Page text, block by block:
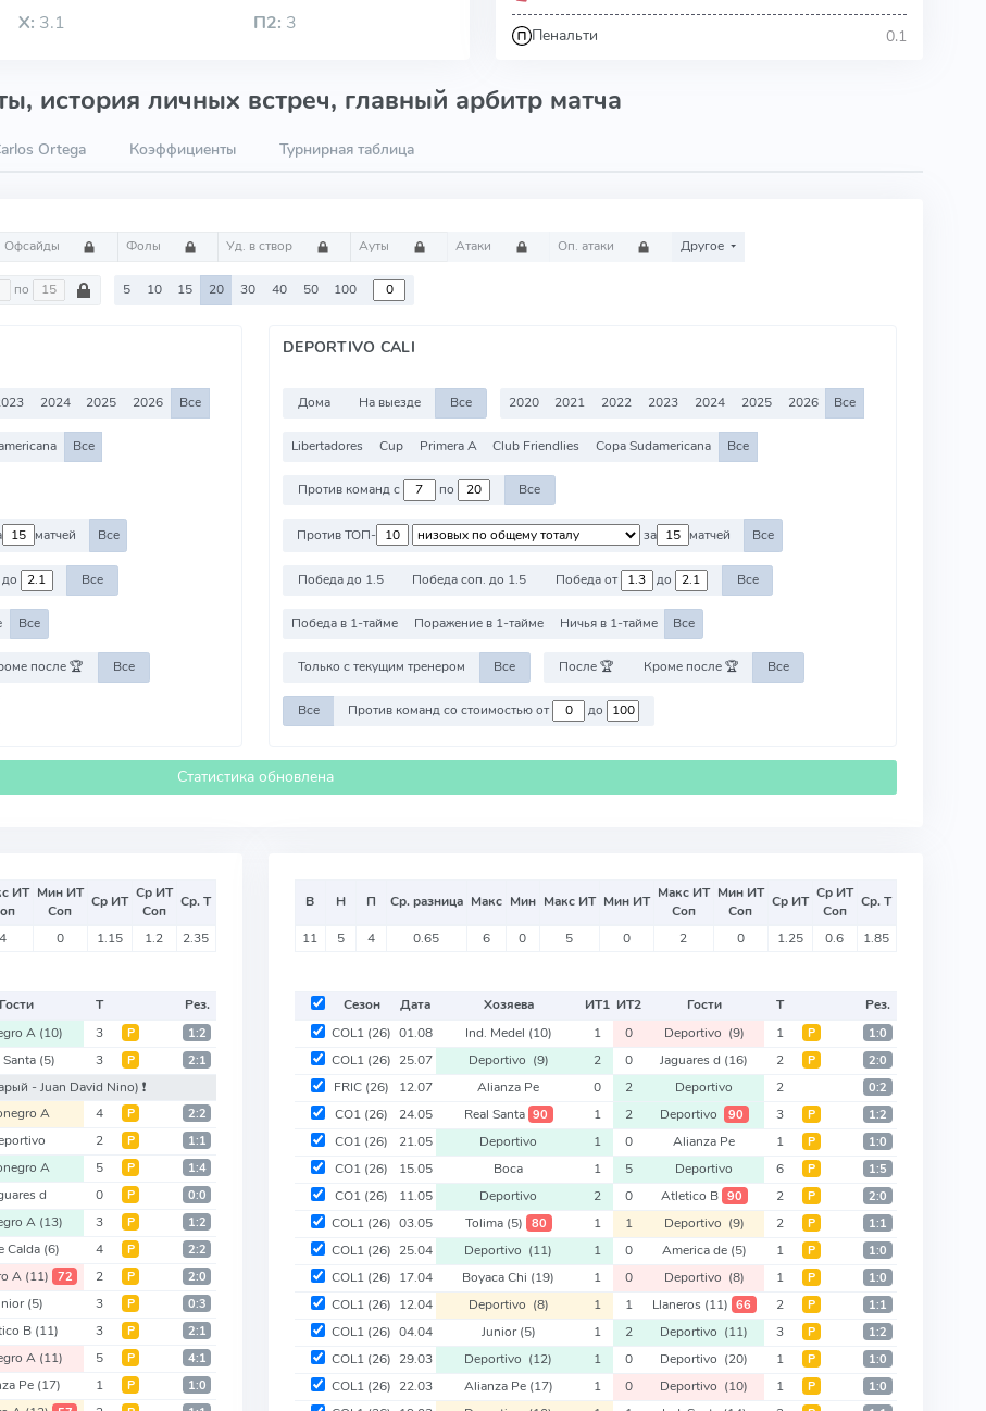
Х: 3.1 П2: 3
Пенальти 0.1
история личных встреч, главный арбитр матча
Ortega Коэффициенты Турнирная таблица
Офсайды Фолы Уд. в створ Ауты Атаки Оп. атаки Другое
по 5 10 15 20 30 40 50 100
2024 2025 2026 Все
Все
матчей Все
до Все
Все
после 🏆 Все
DEPORTIVO CALI
Дома На выезде Все 2020 2021 2022 2023 2024 2025 2026 Все
Libertadores Cup Primera A Club Friendlies Copa Sudamericana Все
Против команд с по Все
Против ТОП- за матчей Все
Победа до 1.5 Победа соп. до 1.5 Победа от до Все
Победа в 1-тайме Поражение в 1-тайме Ничья в 1-тайме Все
Только с текущим тренером Все После 🏆 Кроме после 🏆 Все
Все Против команд со стоимостью от до
Статистика обновлена
ИТ Мин ИТ
Соп
Ср ИТ Ср ИТ
Соп
Ср. Т
4 0 1.15 1.2 2.35
Гости Т
Рез.
A (10) 3 Р 1:2
Santa (5) 3 Р 2:1
- Juan David Nino) ❗️
A 4 Р 2:2
2 Р 1:1
A 5 Р 1:4
d 0 Р 0:0
A (13) 3 Р 1:2
Calda (6) 4 Р 2:2
A (11) 72 2 Р 2:0
(5) 3 Р 0:3
B (11) 3 Р 2:1
A (11) 5 Р 4:1
Pe (17) 1 Р 1:0
В Н П Ср. разница Макс Мин Макс ИТ Мин ИТ Макс ИТ
Соп
Мин ИТ
Соп
Ср ИТ Ср ИТ
Соп
Ср. Т
11 5 4 0.65 6 0 5 0 2 0 1.25 0.6 1.85
Сезон Дата Хозяева ИТ1 ИТ2 Гости Т
Рез.
COL1 (26) 01.08 Ind. Medel (10) 1 0 Deportivo (9) 1 Р 1:0
COL1 (26) 25.07 Deportivo (9) 2 0 Jaguares d (16) 2 Р 2:0
FRIC (26) 12.07 Alianza Pe 0 2 Deportivo 2 0:2
CO1 (26) 24.05 Real Santa 90 1 2 Deportivo 90 3 Р 1:2
CO1 (26) 21.05 Deportivo 1 0 Alianza Pe 1 Р 1:0
CO1 (26) 15.05 Boca 1 5 Deportivo 6 Р 1:5
CO1 (26) 11.05 Deportivo 2 0 Atletico B 90 2 Р 2:0
COL1 (26) 03.05 Tolima (5) 80 1 1 Deportivo (9) 2 Р 1:1
COL1 (26) 25.04 Deportivo (11) 1 0 America de (5) 1 Р 1:0
COL1 (26) 17.04 Boyaca Chi (19) 1 0 Deportivo (8) 1 Р 1:0
COL1 (26) 12.04 Deportivo (8) 1 1 Llaneros (11) 66 2 Р 1:1
COL1 (26) 04.04 Junior(5) 1 2 Deportivo (11) 3 Р 1:2
COL1 (26) 29.03 Deportivo (12) 1 0 Deportivo (20) 1 Р 1:0
COL1 (26) 22.03 Alianza Pe (17) 1 0 Deportivo (10) 1 Р 1:0